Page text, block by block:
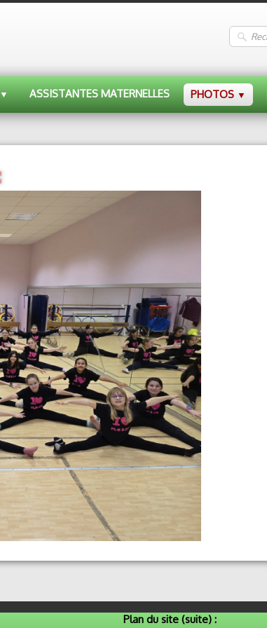
▼ ASSISTANTES MATERNELLES PHOTOS ▼
Plan du site (suite) :